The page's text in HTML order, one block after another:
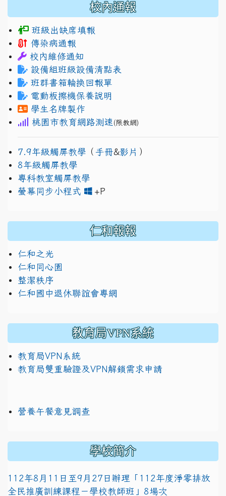
校內通報
班級出缺席填報
傳染病通報
校內維修通知
設備組班級設備清點表
班群書箱輪換回報單
電動板擦機保養說明
學生名牌製作
桃園市教育網路測速 (限教網)
7.9年級觸屏教學 （ 手冊&影片 ）
8年級觸屏教學
專科教室觸屏教學
螢幕同步小程式
+P
仁和報報
仁和之光
仁和同心園
整潔秩序
仁和國中退休聯誼會專網
教育局VPN系統
教育局VPN系統
教育局雙重驗證及VPN解鎖需求申請
營養午餐意見調查
學校簡介
112年8月11日至9月27日辦理「112年度淨零排放
全民推廣訓練課程－學校教師班」8場次